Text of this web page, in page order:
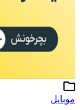
موبایل